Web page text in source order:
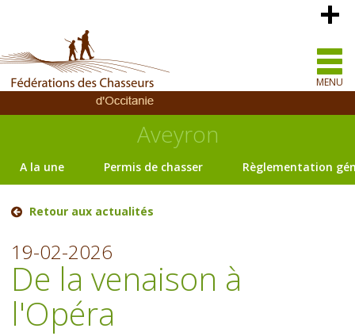
MENU
Aveyron
A la une Permis de chasser Règlementation
Retour aux actualités
19-02-2026
De la venaison à
l'Opéra